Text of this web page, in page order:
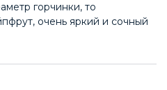
горчинки, то
очень яркий и сочный